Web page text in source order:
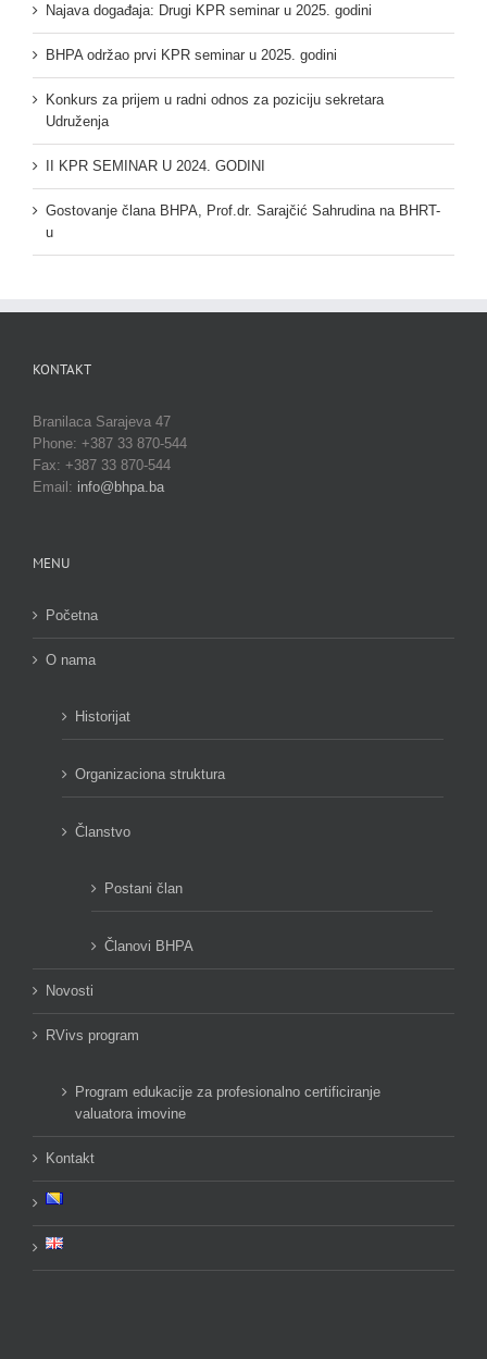
Najava događaja: Drugi KPR seminar u 2025. godini
BHPA održao prvi KPR seminar u 2025. godini
Konkurs za prijem u radni odnos za poziciju sekretara
Udruženja
II KPR SEMINAR U 2024. GODINI
Gostovanje člana BHPA, Prof.dr. Sarajčić Sahrudina na BHRT-
u
KONTAKT
Branilaca Sarajeva 47
Phone: +387 33 870-544
Fax: +387 33 870-544
Email: info@bhpa.ba
MENU
Početna
O nama
Historijat
Organizaciona struktura
Članstvo
Postani član
Članovi BHPA
Novosti
RVivs program
Program edukacije za profesionalno certificiranje
valuatora imovine
Kontakt